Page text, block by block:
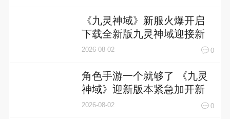
《九灵神域》新服火爆开启
下载全新版九灵神域迎接新
征程
2026-08-02 0
角色手游一个就够了 《九灵
神域》迎新版本紧急加开新
服
2026-08-02 0